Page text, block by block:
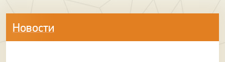
Новости